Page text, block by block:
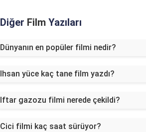
Diğer Film Yazıları
Dünyanın en popüler filmi nedir?
Ihsan yüce kaç tane film yazdı?
Iftar gazozu filmi nerede çekildi?
Cici filmi kaç saat sürüyor?